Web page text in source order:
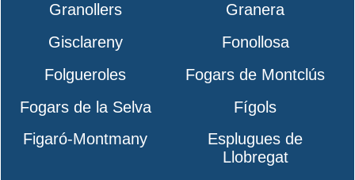
Granollers
Granera
Gisclareny
Fonollosa
Folgueroles
Fogars de Montclús
Fogars de la Selva
Fígols
Figaró-Montmany
Esplugues de
Llobregat